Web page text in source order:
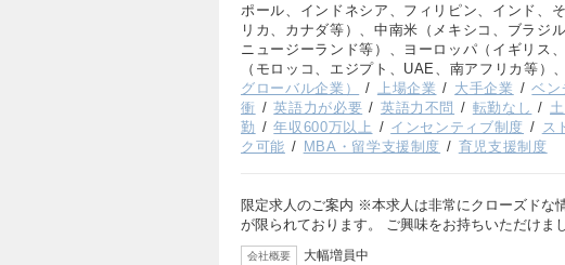
ポール、インドネシア、フィリピン、インド、
リカ、カナダ等）、中南米（メキシコ、ブラジ
ニュージーランド等）、ヨーロッパ（イギリス
（モロッコ、エジプト、UAE、南アフリカ等）
グローバル企業）
上場企業 大手企業 ベン
衝
英語力が必要 英語力不問 転勤なし
勤
年収600万以上 インセンティブ制度 ス
ク可能
MBA・留学支援制度 育児支援制度
限定求人のご案内 ※本求人は非常にクローズドな
が限られております。 ご興味をお持ちいただけま
会社概要 大幅増員中